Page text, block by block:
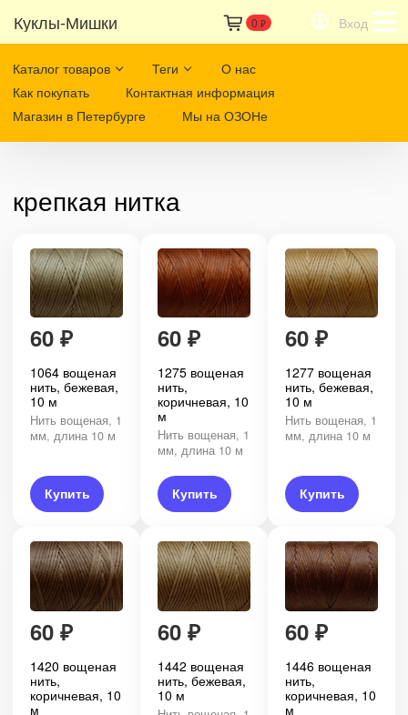
Куклы-Мишки 0 ₽ Вход
Каталог товаров Теги
О нас
Как покупать
Контактная информация
Магазин в Петербурге
Мы на ОЗОНе
крепкая нитка
60 ₽
1064 вощеная
нить, бежевая,
10 м
Нить вощеная, 1
мм, длина 10 м
Купить
60 ₽
1275 вощеная
нить,
коричневая, 10
м
Нить вощеная, 1
мм, длина 10 м
Купить
60 ₽
1277 вощеная
нить, бежевая,
10 м
Нить вощеная, 1
мм, длина 10 м
Купить
60 ₽
1420 вощеная
нить,
коричневая, 10
м
60 ₽
1442 вощеная
нить, бежевая,
10 м
60 ₽
1446 вощеная
нить,
коричневая, 10
м